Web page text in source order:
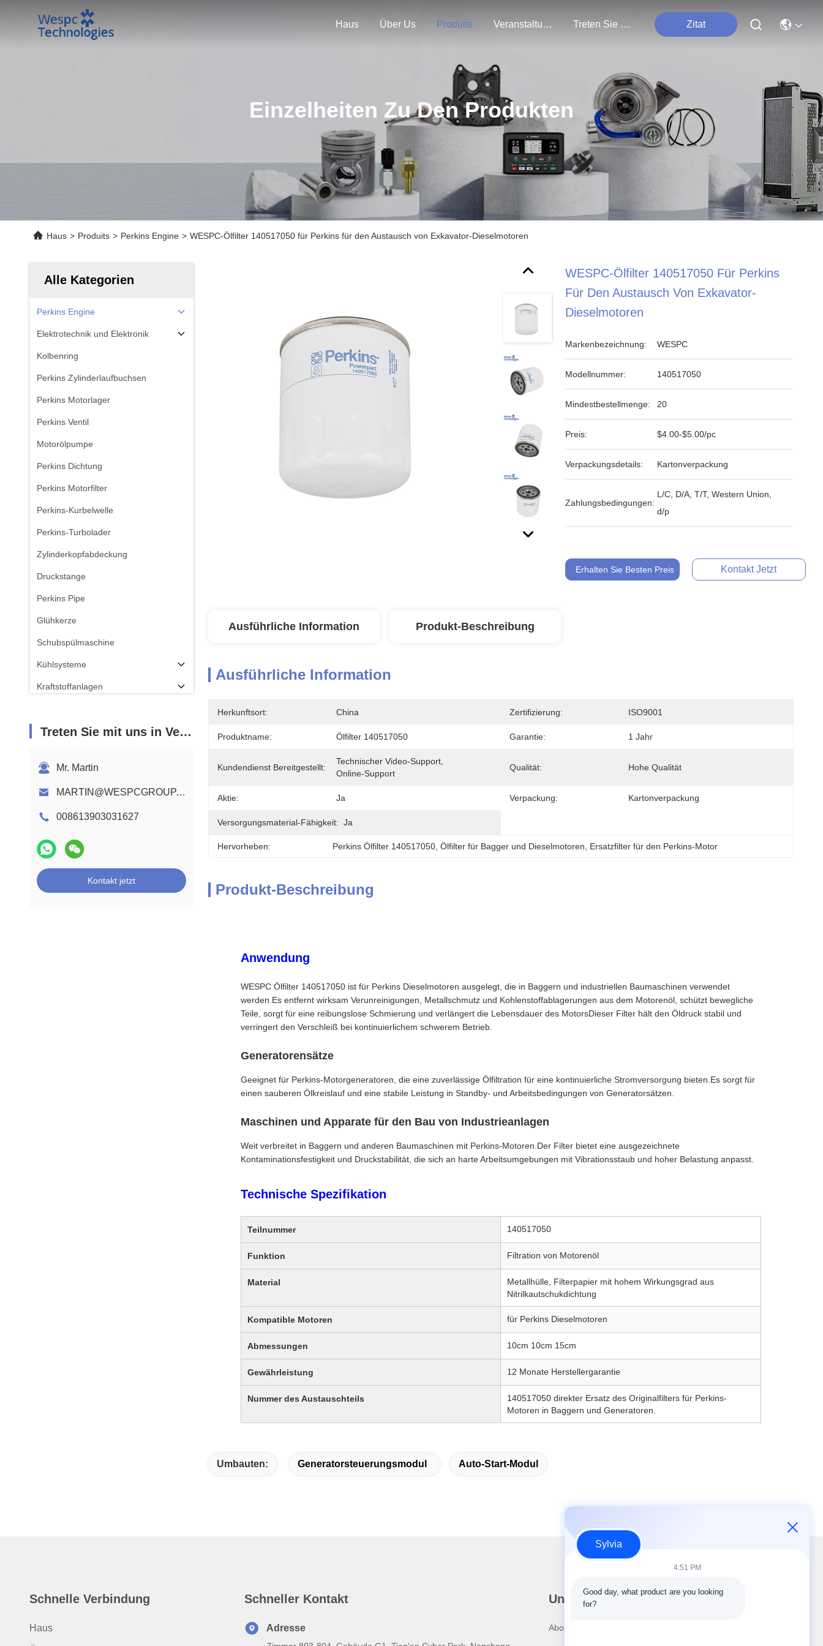
Haus Über Us Produits Veranstaltungen Treten Sie Mit Uns In Verbindung Zitat
Einzelheiten Zu Den Produkten
Haus > Produits > Perkins Engine > WESPC-Ölfilter 140517050 für Perkins für den Austausch von Exkavator-Dieselmotoren
Alle Kategorien
Perkins Engine
Elektrotechnik und Elektronik
Kolbenring
Perkins Zylinderlaufbuchsen
Perkins Motorlager
Perkins Ventil
Motorölpumpe
Perkins Dichtung
Perkins Motorfilter
Perkins-Kurbelwelle
Perkins-Turbolader
Zylinderkopfabdeckung
Druckstange
Perkins Pipe
Glühkerze
Schubspülmaschine
Kühlsysteme
Kraftstoffanlagen
Perkins Motor Nockenwelle
Treten Sie mit uns in Verbindung
Mr. Martin
MARTIN@WESPCGROUP.COM
008613903031627
Kontakt jetzt
WESPC-Ölfilter 140517050 Für Perkins
Für Den Austausch Von Exkavator-
Dieselmotoren
Markenbezeichnung: WESPC
Modellnummer: 140517050
Mindestbestellmenge: 20
Preis: $4.00-$5.00/pc
Verpackungsdetails: Kartonverpackung
Zahlungsbedingungen:
L/C, D/A, T/T, Western Union,
d/p
Erhalten Sie Besten Preis Kontakt Jetzt
Ausführliche Information Produkt-Beschreibung
Ausführliche Information
Herkunftsort: China Zertifizierung: ISO9001
Produktname: Ölfilter 140517050 Garantie: 1 Jahr
Kundendienst Bereitgestellt:
Technischer Video-Support,
Online-Support
Qualität: Hohe Qualität
Aktie: Ja Verpackung: Kartonverpackung
Versorgungsmaterial-Fähigkeit: Ja
Hervorheben: Perkins Ölfilter 140517050 , Ölfilter für Bagger und Dieselmotoren Ersatzfilter für den Perkins-Motor
Produkt-Beschreibung
Anwendung
WESPC Ölfilter 140517050 ist für Perkins Dieselmotoren ausgelegt, die in Baggern und industriellen Baumaschinen verwendet
werden.Es entfernt wirksam Verunreinigungen, Metallschmutz und Kohlenstoffablagerungen aus dem Motorenöl, schützt bewegliche
Teile, sorgt für eine reibungslose Schmierung und verlängert die Lebensdauer des MotorsDieser Filter hält den Öldruck stabil und
verringert den Verschleiß bei kontinuierlichem schwerem Betrieb.
Generatorensätze
Geeignet für Perkins-Motorgeneratoren, die eine zuverlässige Ölfiltration für eine kontinuierliche Stromversorgung bieten.Es sorgt für
einen sauberen Ölkreislauf und eine stabile Leistung in Standby- und Arbeitsbedingungen von Generatorsätzen.
Maschinen und Apparate für den Bau von Industrieanlagen
Weit verbreitet in Baggern und anderen Baumaschinen mit Perkins-Motoren.Der Filter bietet eine ausgezeichnete
Kontaminationsfestigkeit und Druckstabilität, die sich an harte Arbeitsumgebungen mit Vibrationsstaub und hoher Belastung anpasst.
Technische Spezifikation
Teilnummer 140517050
Funktion Filtration von Motorenöl
Material
Metallhülle, Filterpapier mit hohem Wirkungsgrad aus
Nitrilkautschukdichtung
Kompatible Motoren für Perkins Dieselmotoren
Abmessungen 10cm 10cm 15cm
Gewährleistung 12 Monate Herstellergarantie
Nummer des Austauschteils
140517050 direkter Ersatz des Originalfilters für Perkins-
Motoren in Baggern und Generatoren.
Umbauten: Generatorsteuerungsmodul Auto-Start-Modul
Schnelle Verbindung
Haus
Schneller Kontakt
Adresse
Unser Newsletter
Abonnieren Sie unseren Newsletter für Rabatte und mehr.
Sylvia
4:51 PM
Good day, what product are you looking
for?